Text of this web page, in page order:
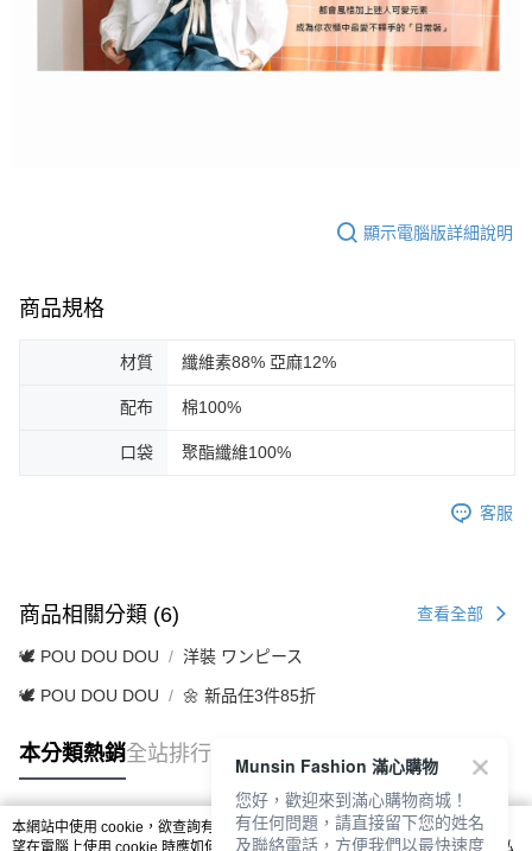
顯示電腦版詳細說明
商品規格
材質 纖維素88% 亞麻12%
配布 棉100%
口袋 聚酯纖維100%
客服
商品相關分類 (6) 查看全部
🕊️ POU DOU DOU 洋裝 ワンピース
🕊️ POU DOU DOU 🌼 新品任3件85折
本分類熱銷全站排行
熱門標籤
本網站中使用 cookie，欲查詢有關本網站使用 cookie 方式之詳情，及若您不希
望在電腦上使用 cookie 時應如何變更電腦的 cookie 設定，請參閱本網站「
隱私
Munsin Fashion 滿心購物
您好，歡迎來到滿心購物商城！
有任何問題，請直接留下您的姓名
及聯絡電話，方便我們以最快速度